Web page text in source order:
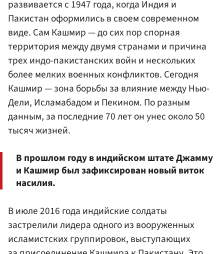
развивается с 1947 года, когда Индия и
Пакистан оформились в своем современном
виде. Сам Кашмир — до сих пор спорная
территория между двумя странами и причина
трех индо-пакистанских войн и нескольких
более мелких военных конфликтов. Сегодня
Кашмир — зона борьбы за влияние между Нью-
Дели, Исламабадом и Пекином. По разным
данным, за последние 70 лет он унес около 50
тысяч жизней.
В прошлом году в индийском штате Джамму
и Кашмир был зафиксирован новый виток
насилия.
В июле 2016 года индийские солдаты
застрелили лидера одного из вооруженных
исламистских группировок, выступающих